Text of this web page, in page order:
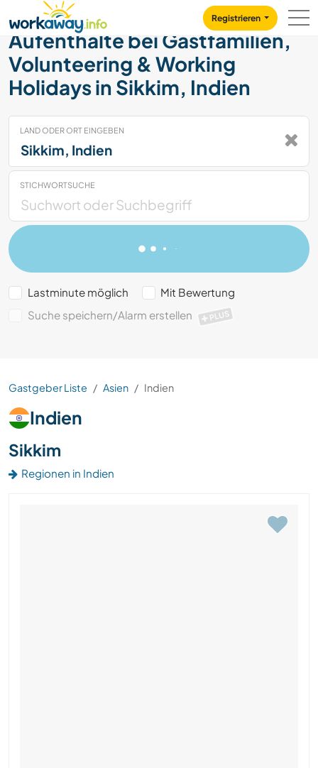
CONTENT
MAIN NAVIGATION
Registrieren
Aufenthalte bei Gastfamilien,
Volunteering & Working
Holidays in Sikkim, Indien
LAND ODER ORT EINGEBEN
STICHWORTSUCHE
Lastminute möglich
Mit Bewertung
Suche speichern/Alarm erstellen
PLUS
Gastgeber Liste Asien Indien
Indien
Sikkim
Regionen in Indien